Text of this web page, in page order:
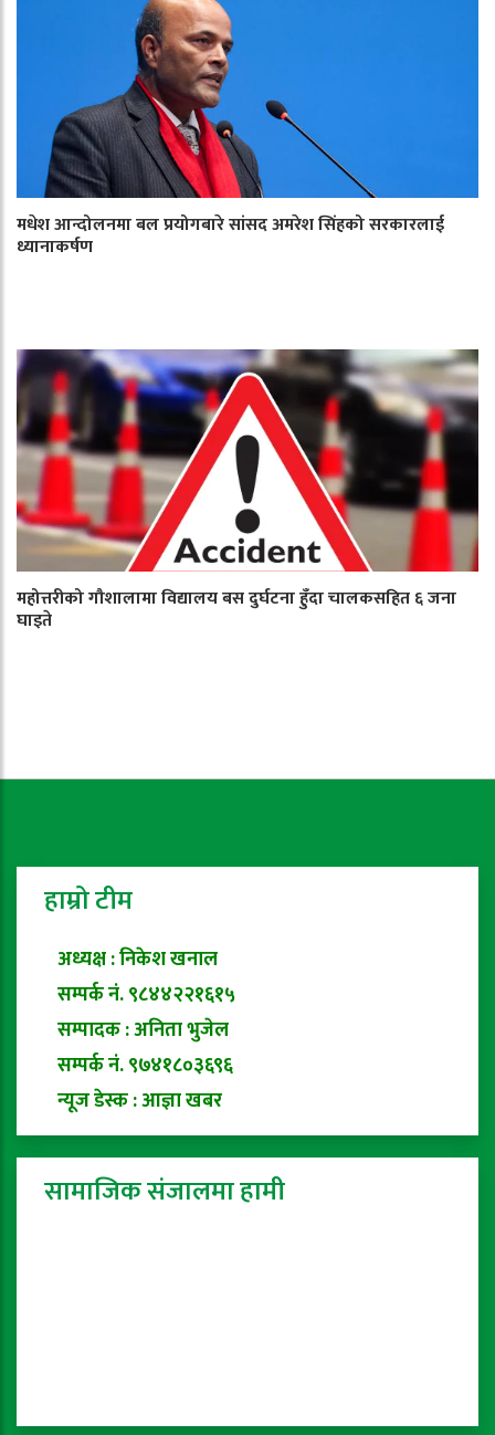
मधेश आन्दोलनमा बल प्रयोगबारे सांसद अमरेश सिंहको सरकारलाई
ध्यानाकर्षण
महोत्तरीको गौशालामा विद्यालय बस दुर्घटना हुँदा चालकसहित ६ जना
घाइते
हाम्रो टीम
अध्यक्ष : निकेश खनाल
सम्पर्क नं. ९८४४२२१६१५
सम्पादक : अनिता भुजेल
सम्पर्क नं. ९७४१८०३६९६
न्यूज डेस्क : आज्ञा खबर
सामाजिक संजालमा हामी